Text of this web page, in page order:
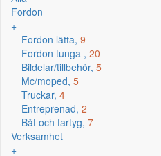
Fordon
+
Fordon lätta, 9
Fordon tunga , 20
Bildelar/tillbehör, 5
Mc/moped, 5
Truckar, 4
Entreprenad, 2
Båt och fartyg, 7
Verksamhet
+